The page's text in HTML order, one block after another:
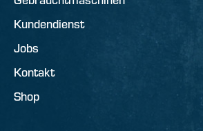
Kundendienst
Jobs
Kontakt
Shop